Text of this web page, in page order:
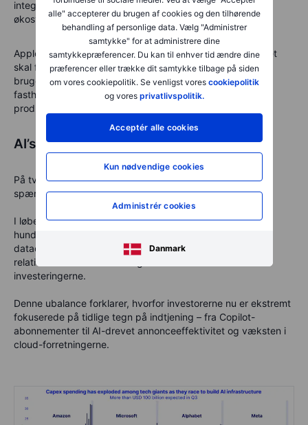
alle" accepterer du brugen af cookies og den tilhørende
behandling af personlige data. Vælg "Administrer
samtykke" for at administrere dine
samtykkepræferencer. Du kan til enhver tid ændre dine
præferencer eller trække dit samtykke tilbage på siden
om vores cookiepolitik. Se venligst vores cookiepolitik
og vores privatlivspolitik.
Acceptér alle cookies
Kun nødvendige cookies
Administrér cookies
Danmark
integrere kunstig intelligens naturligt i hele sit hardware-
økosystem.
Apple behøver ikke genopfinde sig selv hvert år – men det
skal fortsat bevise, at økosystemet er uundværligt for
brugerne. Dette kvartal vil vise, om virksomheden kan
fastholde vækst uden at skulle læne sig op ad helt nye
produktlinjer.
AI’s investeringsparadoks
På tværs af alle fem teknologigiganter ligger den samme
spænding: indtjening fra AI over for investering i AI.
I løbet af de seneste 18 måneder har Big Tech brugt
hundredvis af milliarder dollars
datacentre. Alligevel er de synlige indtægter fra AI stadig
relativt beskedne
investeringerne.
Denne ubalance forklarer, hvorfor investorerne nu er ekstremt
fokuserede på tidlige tegn på indtjening – fra Copilot-
abonnementer til AI-drevet annonceeffektivitet og væksten i
cloud-forretningerne.